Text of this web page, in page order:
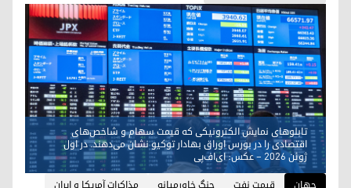
تابلوهای نمایش الکترونیکی که قیمت سهام و شاخص‌های
اقتصادی را در بورس اوراق بهادار توکیو نشان می‌دهند. در اول
ژوئن ۲۰۲۶ – عکس: ای‌اف‌پی